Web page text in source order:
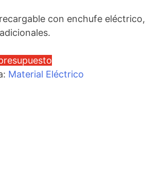
con enchufe
Material Eléctrico